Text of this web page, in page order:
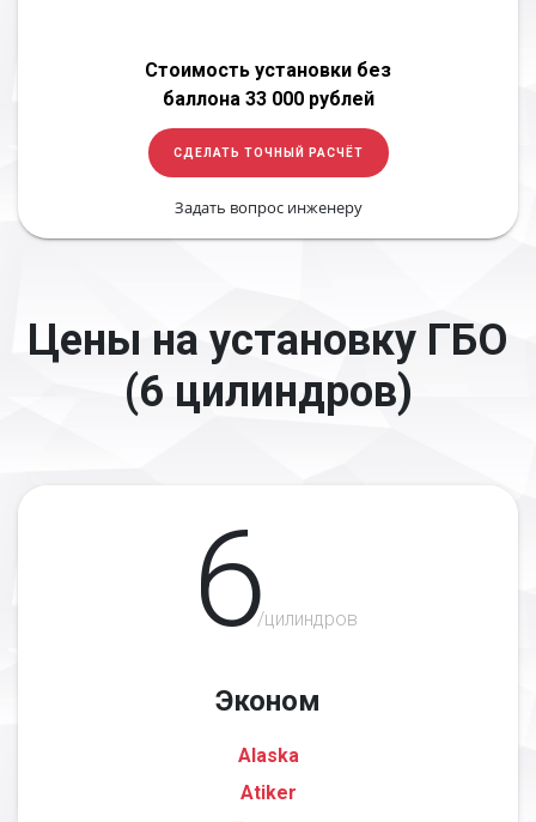
Стоимость установки без
баллона 33 000 рублей
СДЕЛАТЬ ТОЧНЫЙ РАСЧЁТ
Задать вопрос инженеру
Цены на установку ГБО
(6 цилиндров)
6/цилиндров
Эконом
Alaska
Atiker